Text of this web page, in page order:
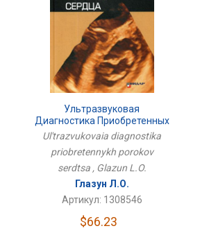
Ультразвуковая
Диагностика Приобретенных
Пороков Сердца
Ul'trazvukovaia diagnostika
priobretennykh porokov
serdtsa , Glazun L.O.
Глазун Л.О.
Артикул: 1308546
$66.23